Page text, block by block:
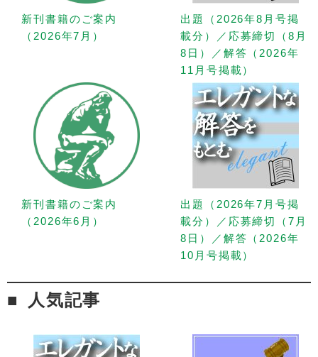
新刊書籍のご案内
（2026年7月）
出題（2026年8月号掲
載分）／応募締切（8月
8日）／解答（2026年
11月号掲載）
新刊書籍のご案内
（2026年6月）
出題（2026年7月号掲
載分）／応募締切（7月
8日）／解答（2026年
10月号掲載）
人気記事